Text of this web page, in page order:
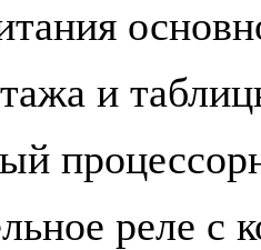
и
реле с